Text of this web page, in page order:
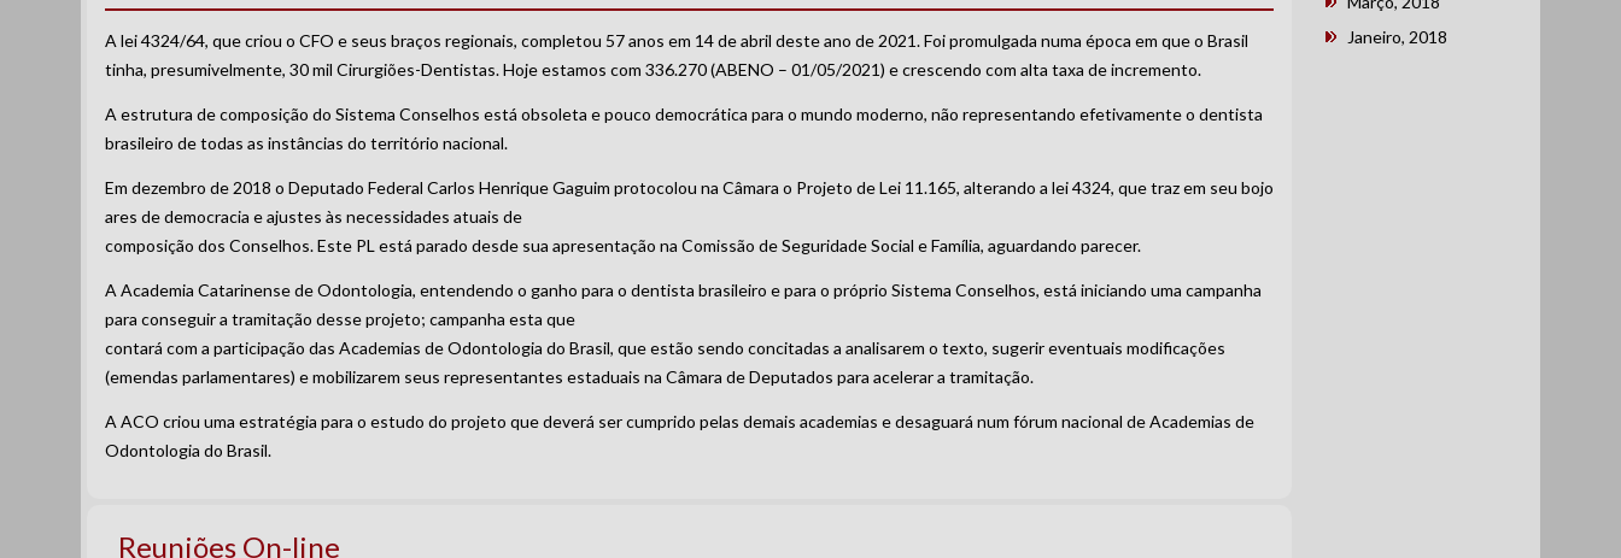
A lei 4324/64, que criou o CFO e seus braços regionais, completou 57 anos em 14 de abril deste ano de 2021. Foi promulgada numa época em que o Brasil
tinha, presumivelmente, 30 mil Cirurgiões-Dentistas. Hoje estamos com 336.270 (ABENO – 01/05/2021) e crescendo com alta taxa de incremento.
A estrutura de composição do Sistema Conselhos está obsoleta e pouco democrática para o mundo moderno, não representando efetivamente o dentista
brasileiro de todas as instâncias do território nacional.
Em dezembro de 2018 o Deputado Federal Carlos Henrique Gaguim protocolou na Câmara o Projeto de Lei 11.165, alterando a lei 4324, que traz em seu bojo
ares de democracia e ajustes às necessidades atuais de
composição dos Conselhos. Este PL está parado desde sua apresentação na Comissão de Seguridade Social e Família, aguardando parecer.
A Academia Catarinense de Odontologia, entendendo o ganho para o dentista brasileiro e para o próprio Sistema Conselhos, está iniciando uma campanha
para conseguir a tramitação desse projeto; campanha esta que
contará com a participação das Academias de Odontologia do Brasil, que estão sendo concitadas a analisarem o texto, sugerir eventuais modificações
(emendas parlamentares) e mobilizarem seus representantes estaduais na Câmara de Deputados para acelerar a tramitação.
A ACO criou uma estratégia para o estudo do projeto que deverá ser cumprido pelas demais academias e desaguará num fórum nacional de Academias de
Odontologia do Brasil.
Reuniões On-line
Janeiro, 2018